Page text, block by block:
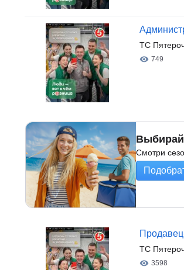
ТС
749
Смотри
ТС
3598